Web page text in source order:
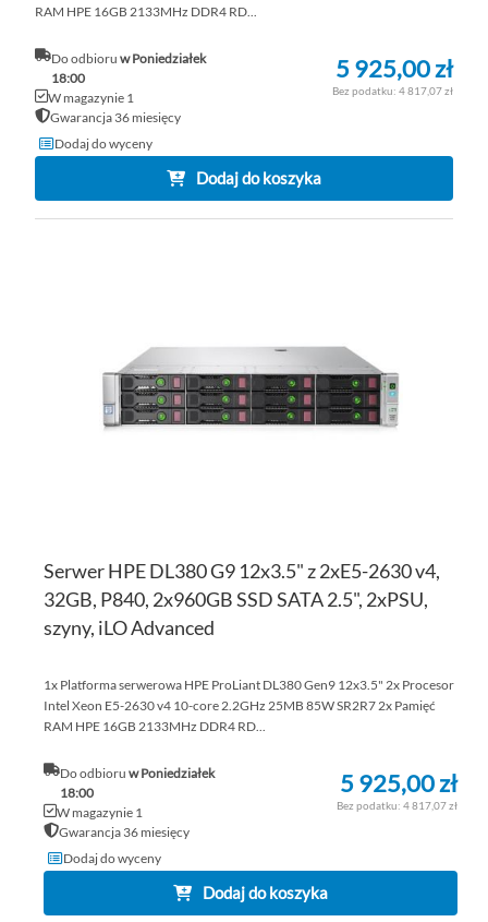
RAM HPE 16GB 2133MHz DDR4 RD...
Do odbioru w Poniedziałek
18:00
W magazynie 1
Gwarancja 36 miesięcy
5 925,00 zł
4 817,07 zł
Dodaj do wyceny
Dodaj do koszyka
Serwer HPE DL380 G9 12x3.5" z 2xE5-2630 v4,
32GB, P840, 2x960GB SSD SATA 2.5", 2xPSU,
szyny, iLO Advanced
1x Platforma serwerowa HPE ProLiant DL380 Gen9 12x3.5" 2x Procesor
Intel Xeon E5-2630 v4 10-core 2.2GHz 25MB 85W SR2R7 2x Pamięć
RAM HPE 16GB 2133MHz DDR4 RD...
Do odbioruw Poniedziałek
18:00
W magazynie 1
Gwarancja 36 miesięcy
5 925,00 zł
4 817,07 zł
Dodaj do wyceny
Dodaj do koszyka